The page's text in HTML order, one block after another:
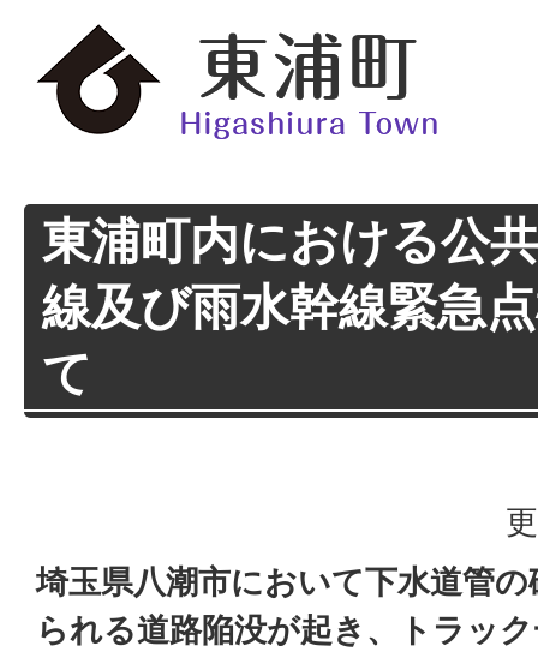
東浦町内における公
線及び雨水幹線緊急
て
埼玉県八潮市において下水道管
られる道路陥没が起き、トラッ